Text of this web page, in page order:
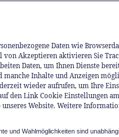
Daten wie
von Akzeptieren aktivieren Sie
Daten, um Ihnen Dienste
Inhalte und Anzeigen
wieder aufrufen, um Ihre
den Link Cookie Einstellungen
Website. Weitere
und Wahlmöglichkeiten sind